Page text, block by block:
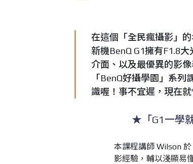
在這個「全民瘋攝影」
新機BenQ G1擁有F1.8
介面、以及最優異的影
「BenQ好攝學園」系
識喔！事不宜遲，現在就
★ 「G1一
本課程講師 Wilson
影經驗，輔以淺顯易